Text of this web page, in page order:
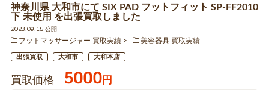
神奈川県 大和市にて SIX PAD フットフィット SP-FF2010
下 未使用 を出張買取しました
2023.09.15 公開
フットマッサージャー 買取実績
美容器具 買取実績
出張買取 大和市 大和本店
買取価格 5000円